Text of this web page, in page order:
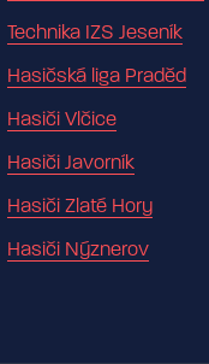
Technika IZS Jeseník
Hasičská liga Praděd
Hasiči Vlčice
Hasiči Javorník
Hasiči Zlaté Hory
Hasiči Nýznerov